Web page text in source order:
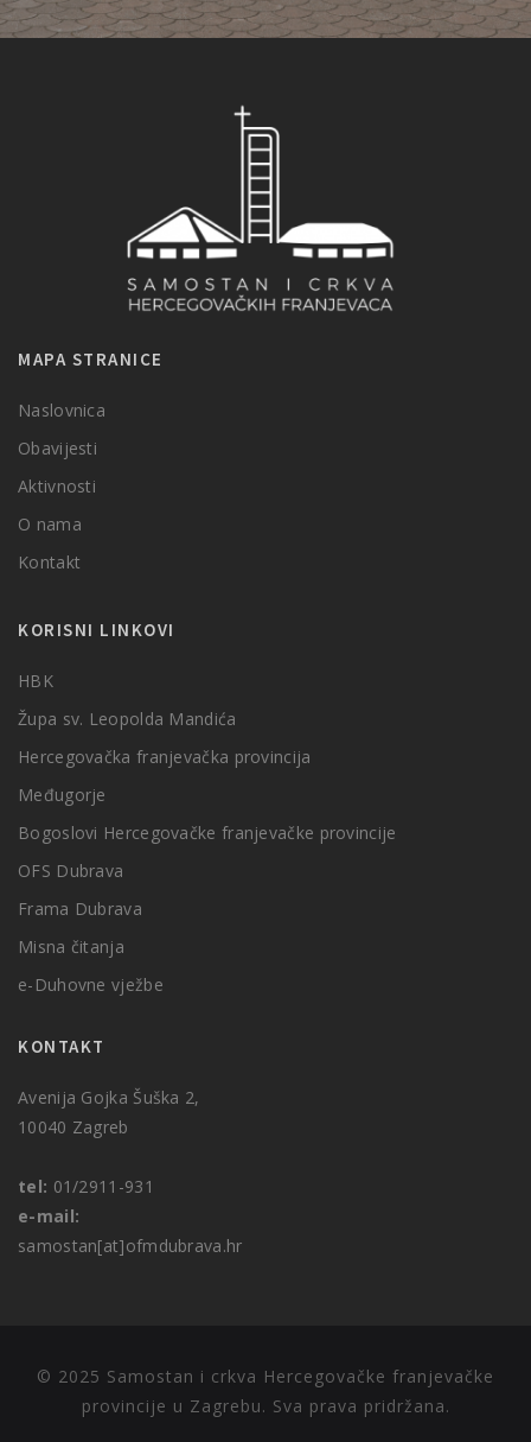
MAPA STRANICE
Naslovnica
Obavijesti
Aktivnosti
O nama
Kontakt
KORISNI LINKOVI
HBK
Župa sv. Leopolda Mandića
Hercegovačka franjevačka provincija
Međugorje
Bogoslovi Hercegovačke franjevačke provincije
OFS Dubrava
Frama Dubrava
Misna čitanja
e-Duhovne vježbe
KONTAKT
Avenija Gojka Šuška 2,
10040 Zagreb
tel: 01/2911-931
e-mail:
samostan[at]ofmdubrava.hr
© 2025 Samostan i crkva Hercegovačke franjevačke
provincije u Zagrebu. Sva prava pridržana.